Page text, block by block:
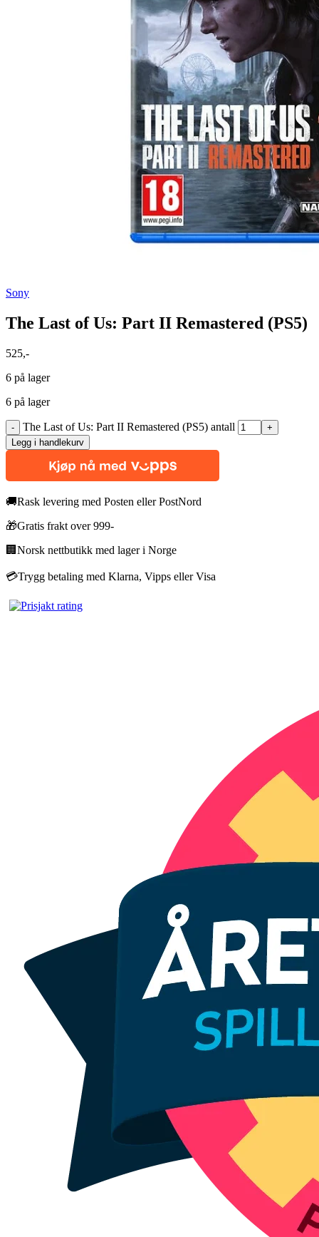
Sony
The Last of Us: Part II Remastered (PS5)
525,-
6 på lager
6 på lager
The Last of Us: Part II Remastered (PS5) antall
Legg i handlekurv
🚚Rask levering med Posten eller PostNord
🎁Gratis frakt over 999-
🏢 Norsk nettbutikk med lager i Norge
💳Trygg betaling med Klarna, Vipps eller Visa